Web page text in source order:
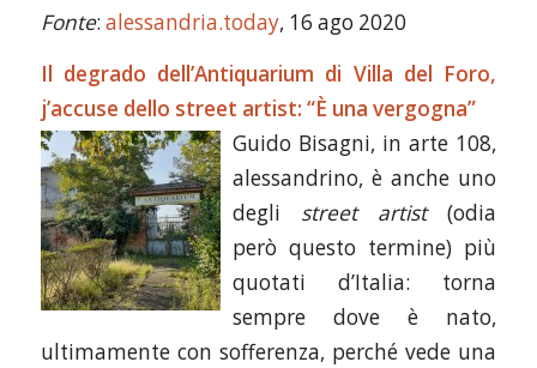
Fonte: alessandria.today, 16 ago 2020
Il degrado dell’Antiquarium di Villa del Foro,
j’accuse dello street artist: “È una vergogna”
Guido Bisagni, in arte 108,
alessandrino, è anche uno
degli street artist(odia
però questo termine) più
quotati d’Italia: torna
sempre dove è nato,
ultimamente con sofferenza, perché vede una